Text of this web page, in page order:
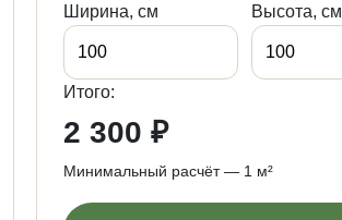
Ширина, см Высота, см
Итого:
2 300 ₽
Минимальный расчёт — 1 м²